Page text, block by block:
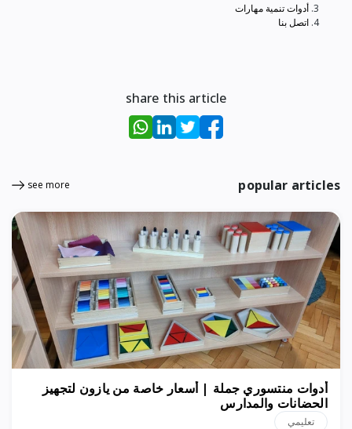
أدوات تنمية مهارات
اتصل بنا
share this article
popular articles
see more
أدوات منتسوري جملة | أسعار خاصة من يازون لتجهيز
الحضانات والمدارس
تعليمي